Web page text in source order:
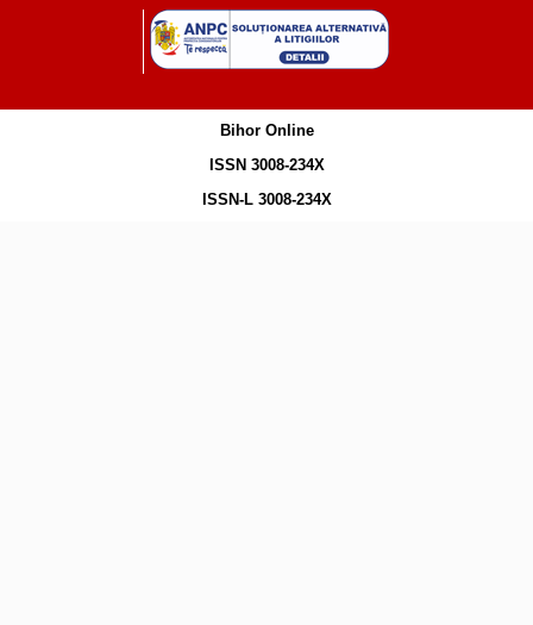
Bihor Online
ISSN 3008-234X
ISSN-L 3008-234X